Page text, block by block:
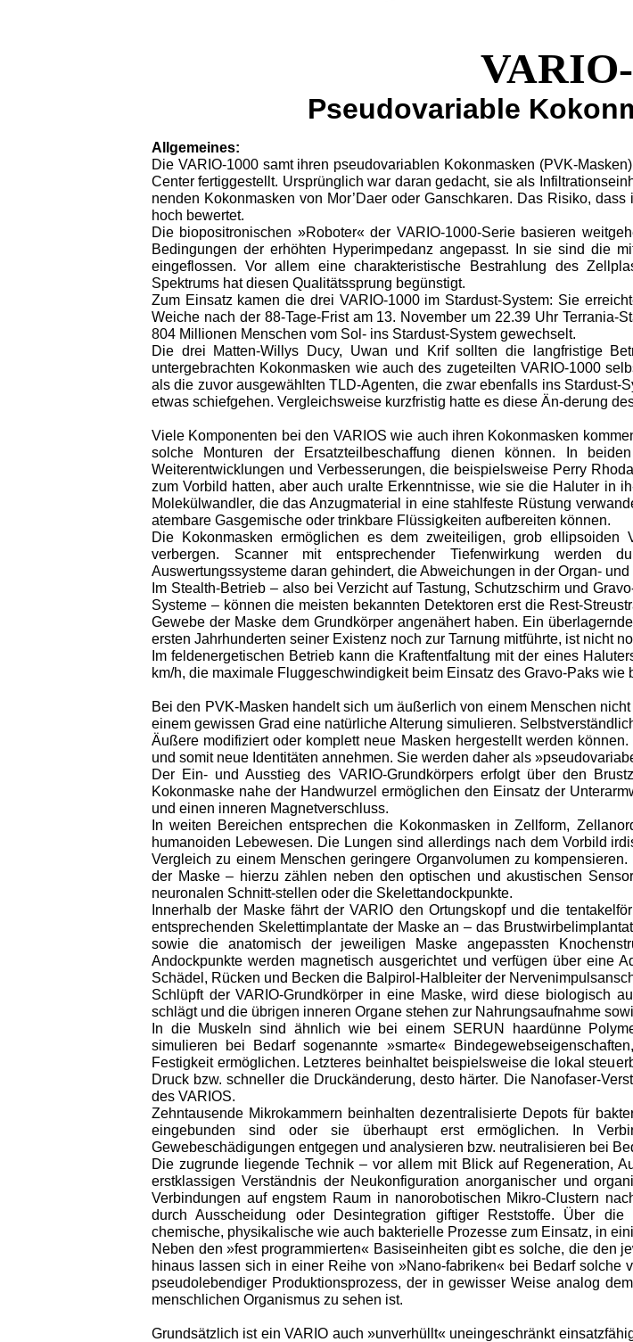
Pseudovariable
Allgemeines:
Die VARIO-1000 samt ihren pseudovariablen Kokonmasken (PVK-
Center fertiggestellt. Ursprünglich war daran gedacht, sie als
nenden Kokonmasken von Mor’Daer oder Ganschkaren. Das Risiko,
hoch bewertet.
Die biopositronischen »Roboter« der VARIO-1000-Serie basieren
Bedingungen der erhöhten Hyperimpedanz angepasst. In sie sind die
eingeflossen. Vor allem eine charakteristische Bestrahlung des
Spektrums hat diesen Qualitätssprung begünstigt.
Zum Einsatz kamen die drei VARIO-1000 im Stardust-System: Sie
Weiche nach der 88-Tage-Frist am 13. November um 22.39 Uhr Terrania-
804 Millionen Menschen vom Sol- ins Stardust-System gewechselt.
Die drei Matten-Willys Ducy, Uwan und Krif sollten die langfristige
untergebrachten Kokonmasken wie auch des zugeteilten VARIO-1000
als die zuvor ausgewählten TLD-Agenten, die zwar ebenfalls ins
etwas schiefgehen. Vergleichsweise kurzfristig hatte es diese Än-derung
Viele Komponenten bei den VARIOS wie auch ihren Kokonmasken
solche Monturen der Ersatzteilbeschaffung dienen können. In
Weiterentwicklungen und Verbesserungen, die beispielsweise Perry
zum Vorbild hatten, aber auch uralte Erkenntnisse, wie sie die Haluter in
Molekülwandler, die das Anzugmaterial in eine stahlfeste Rüstung
atembare Gasgemische oder trinkbare Flüssigkeiten aufbereiten können.
Die Kokonmasken ermöglichen es dem zweiteiligen, grob ellipsoiden
verbergen. Scanner mit entsprechender Tiefenwirkung werden
Auswertungssysteme daran gehindert, die Abweichungen in der Organ-
Im Stealth-Betrieb – also bei Verzicht auf Tastung, Schutzschirm und
Systeme – können die meisten bekannten Detektoren erst die Rest-
Gewebe der Maske dem Grundkörper angenähert haben. Ein
ersten Jahrhunderten seiner Existenz noch zur Tarnung mitführte, ist nicht
Im feldenergetischen Betrieb kann die Kraftentfaltung mit der eines
km/h, die maximale Fluggeschwindigkeit beim Einsatz des Gravo-Paks wie
Bei den PVK-Masken handelt sich um äußerlich von einem Menschen
einem gewissen Grad eine natürliche Alterung simulieren.
Äußere modifiziert oder komplett neue Masken hergestellt werden
und somit neue Identitäten annehmen. Sie werden daher als
Der Ein- und Ausstieg des VARIO-Grundkörpers erfolgt über den
Kokonmaske nahe der Handwurzel ermöglichen den Einsatz der
und einen inneren Magnetverschluss.
In weiten Bereichen entsprechen die Kokonmasken in Zellform,
humanoiden Lebewesen. Die Lungen sind allerdings nach dem Vorbild
Vergleich zu einem Menschen geringere Organvolumen zu
der Maske – hierzu zählen neben den optischen und akustischen
neuronalen Schnitt-stellen oder die Skelettandockpunkte.
Innerhalb der Maske fährt der VARIO den Ortungskopf und die
entsprechenden Skelettimplantate der Maske an – das
sowie die anatomisch der jeweiligen Maske angepassten
Andockpunkte werden magnetisch ausgerichtet und verfügen über eine
Schädel, Rücken und Becken die Balpirol-Halbleiter der
Schlüpft der VARIO-Grundkörper in eine Maske, wird diese biologisch
schlägt und die übrigen inneren Organe stehen zur Nahrungsaufnahme
In die Muskeln sind ähnlich wie bei einem SERUN haardünne
simulieren bei Bedarf sogenannte »smarte«
Festigkeit ermöglichen. Letzteres beinhaltet beispielsweise die lokal
Druck bzw. schneller die Druckänderung, desto härter. Die Nanofaser-
des VARIOS.
Zehntausende Mikrokammern beinhalten dezentralisierte Depots für
eingebunden sind oder sie überhaupt erst ermöglichen. In
Gewebeschädigungen entgegen und analysieren bzw. neutralisieren bei
Die zugrunde liegende Technik – vor allem mit Blick auf Regeneration,
erstklassigen Verständnis der Neukonfiguration anorganischer und
Verbindungen auf engstem Raum in nanorobotischen Mikro-Clustern
durch Ausscheidung oder Desintegration giftiger Reststoffe. Über
chemische, physikalische wie auch bakterielle Prozesse zum Einsatz, in
Neben den »fest programmierten« Basiseinheiten gibt es solche, die den
hinaus lassen sich in einer Reihe von »Nano-fabriken« bei Bedarf solche
pseudolebendiger Produktionsprozess, der in gewisser Weise analog
menschlichen Organismus zu sehen ist.
Grundsätzlich ist ein VARIO auch »unverhüllt« uneingeschränkt